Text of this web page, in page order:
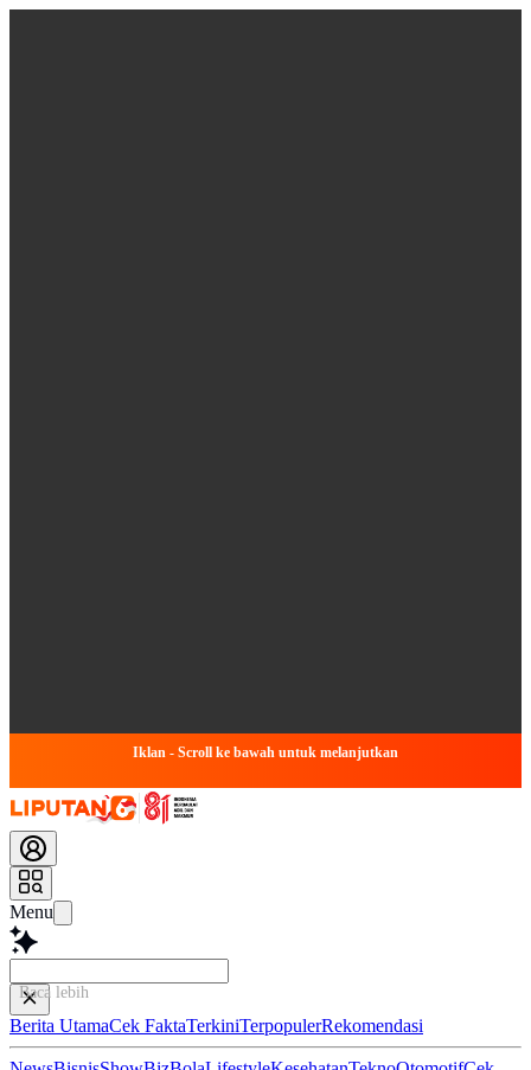
Iklan - Scroll ke bawah untuk melanjutkan
Menu
Baca lebih cepat...
Berita UtamaCek FaktaTerkiniTerpopulerRekomendasi